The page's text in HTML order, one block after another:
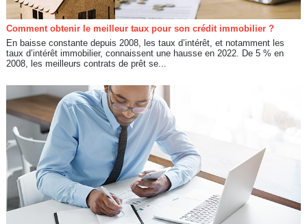
Comment obtenir le meilleur taux pour son crédit immobilier ?
En baisse constante depuis 2008, les taux d’intérêt, et notamment les
taux d’intérêt immobilier, connaissent une hausse en 2022. De 5 % en
2008, les meilleurs contrats de prêt se...